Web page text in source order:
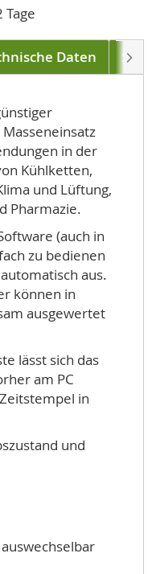
Daten
in der
Kühlketten,
und Lüftung,
Pharmazie.
(auch in
zu bedienen
aus.
können in
ausgewertet
lässt sich das
am PC
in
und